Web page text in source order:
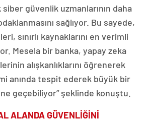
güvenlik uzmanlarının daha
sağlıyor. Bu sayede,
sınırlı kaynaklarını en verimli
Mesela bir banka, yapay zeka
alışkanlıklarını öğrenerek
anında tespit ederek büyük bir
geçebiliyor” şeklinde konuştu.
ALANDA GÜVENLİĞİNİ